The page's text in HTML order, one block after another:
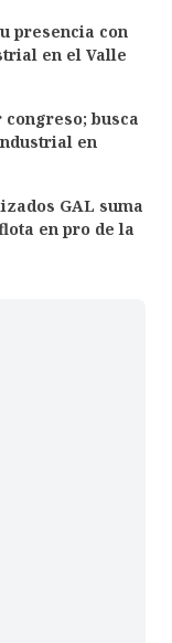
presencia con
en el Valle
busca
en
GAL suma
en pro de la